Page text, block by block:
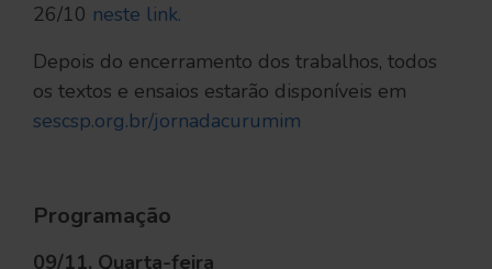
26/10 neste link.
Depois do encerramento dos trabalhos, todos
os textos e ensaios estarão disponíveis em
sescsp.org.br/jornadacurumim
Programação
09/11, Quarta-feira